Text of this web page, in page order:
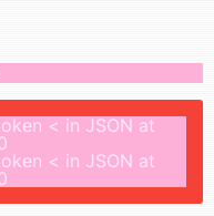
< in JSON at
< in JSON at